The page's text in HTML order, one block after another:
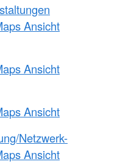
Ansicht
Ansicht
Ansicht
Netzwerk-
Ansicht